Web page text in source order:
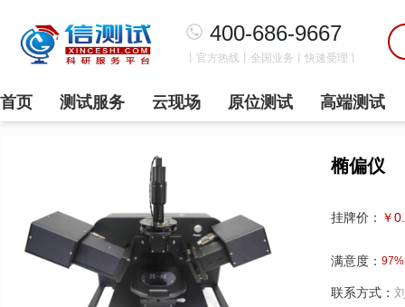
400-686-9667
丨官方热线丨全国业务丨快速受理丨
首页 测试服务 云现场 原位测试 高端测试
椭偏仪
挂牌价： ￥
满意度： 97%
联系方式：